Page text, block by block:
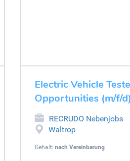
Electric Vehicle
Opportunities (m/f/
RECRUDO Nebenjobs
Waltrop
Gehalt: nach Vereinbarung